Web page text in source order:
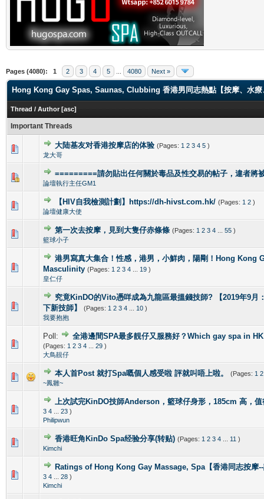
Pages (4080): 1 2 3 4 5 4080 Next »
Hong Kong Gay Spas, Saunas, Clubbing 香港男同志熱點【按摩、水療
Thread / Author [asc]
Important Threads
大陆基友对香港按摩店的体验 (Pages: 1 2 3 4 5 )
龙大哥
1 Vote(s) - 5 out of 5 in Average
12345
=========請勿貼出任何關於毒品及性交易的帖子，違者將
論壇執行主任GM1
1 Vote(s) - 4 out of 5 in Average
12345
【HIV自我檢測計劃】https://dh-hivst.com.hk/ (Pages: 1 2 )
論壇健康大使
0 Vote(s) - 0 out of 5 in Average
12345
第一次去按摩，見到大隻仔赤條條 (Pages: 1 2 3 4 55 )
籃球小子
0 Vote(s) - 0 out of 5 in Average
12345
港男寫真大集合！性感，港男，小鮮肉，陽剛！Hong Kong
Masculinity (Pages: 1 2 3 4 19 )
皇仁仔
2 Vote(s) - 4 out of 5 in Average
1 45
究竟KinDO的Vito憑咩成為九龍區最搵錢技師? 【2019年9月
下新技師】
(Pages: 1 2 3 4 10 )
我要抱抱
0 Vote(s) - 0 out of 5 in Average
1 34 5
Poll: 全港邊間SPA最多靚仔又服務好？Which gay spa in
(Pages: 1 2 3 4 29 )
大鳥靚仔
1 Vote(s) - 4 out of 5 in Average
本人首Post 就打Spa嘅個人感受啦 評就叫唔上啦。 (Pages: 1 2
~鳳雛~
1 Vote(s) - 5 out of 5 in Average
12345
上次試完KinDO技師Anderson，籃球仔身形，185cm 高，
3 4 23 )
Philipwun
香港旺角KinDo Spa经验分享(转贴) (Pages: 1 2 3 4 11 )
Kimchi
0 Vote(s) - 0 out of 5 in Average
12345
Ratings of Hong Kong Gay Massage, Spa【香港同志按摩
3 4 28 )
Kimchi
1 Vote(s) - 5 out of 5 in Average
2 5